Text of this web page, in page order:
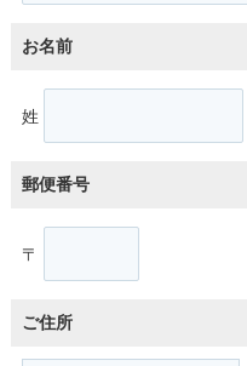
お名前
姓
郵便番号
〒
ご住所